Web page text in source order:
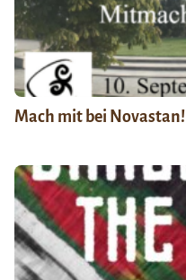
Mach mit bei Novastan!